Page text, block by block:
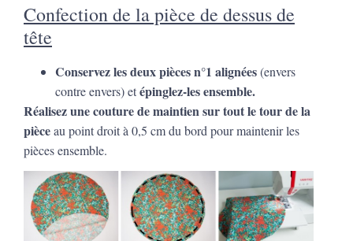
Confection de la pièce de dessus de
tête
Conservez les deux pièces n°1 alignées(envers
contre envers) etépinglez-les ensemble.
Réalisez une couture de maintien sur tout le tour de la
pièceau point droit à 0,5 cm du bord pour maintenir les
pièces ensemble.